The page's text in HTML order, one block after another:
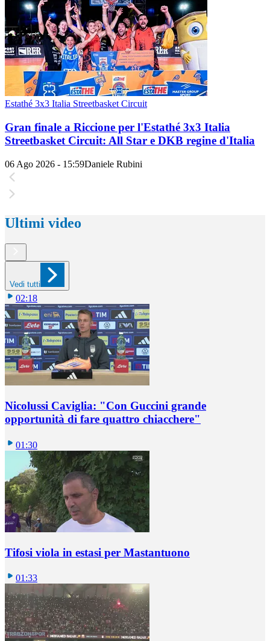
Estathé 3x3 Italia Streetbasket Circuit
Gran finale a Riccione per l'Estathé 3x3 Italia
Streetbasket Circuit: All Star e DKB regine d'Italia
06 Ago 2026 - 15:59Daniele Rubini
Ultimi video
Vedi tutti
02:18
Nicolussi Caviglia: "Con Guccini grande
opportunità di fare quattro chiacchere"
01:30
Tifosi viola in estasi per Mastantuono
01:33